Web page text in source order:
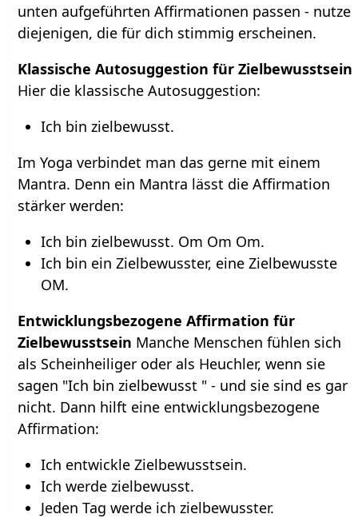
unten aufgeführten Affirmationen passen - nutze
diejenigen, die für dich stimmig erscheinen.
Klassische Autosuggestion für Zielbewusstsein
Hier die klassische Autosuggestion:
Ich bin zielbewusst.
Im Yoga verbindet man das gerne mit einem
Mantra. Denn ein Mantra lässt die Affirmation
stärker werden:
Ich bin zielbewusst. Om Om Om.
Ich bin ein Zielbewusster, eine Zielbewusste
OM.
Entwicklungsbezogene Affirmation für
Zielbewusstsein Manche Menschen fühlen sich
als Scheinheiliger oder als Heuchler, wenn sie
sagen "Ich bin zielbewusst " - und sie sind es gar
nicht. Dann hilft eine entwicklungsbezogene
Affirmation:
Ich entwickle Zielbewusstsein.
Ich werde zielbewusst.
Jeden Tag werde ich zielbewusster.